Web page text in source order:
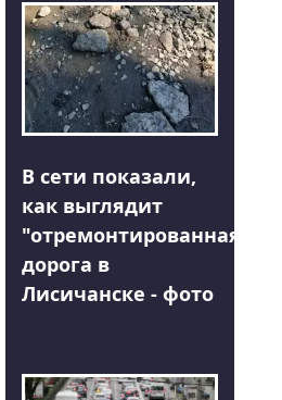
В сети показали,
как выглядит
"отремонтированная"
дорога в
Лисичанске - фото